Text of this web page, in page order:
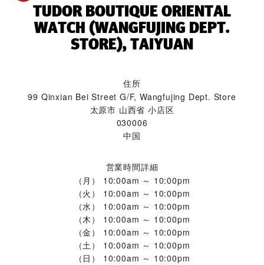
‭TUDOR BOUTIQUE ORIENTAL
WATCH (WANGFUJING DEPT.
STORE), TAIYUAN‬
住所
99 Qinxian Bei Street G/F, Wangfujing Dept. Store
太原市 山西省 小店区
030006
中国
営業時間詳細
（月）
10:00am ～ 10:00pm
（火）
10:00am ～ 10:00pm
（水）
10:00am ～ 10:00pm
（木）
10:00am ～ 10:00pm
（金）
10:00am ～ 10:00pm
（土）
10:00am ～ 10:00pm
（日）
10:00am ～ 10:00pm